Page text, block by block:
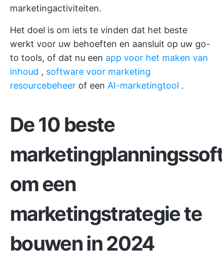
marketingactiviteiten.
Het doel is om iets te vinden dat het beste
werkt voor uw behoeften en aansluit op uw go-
to tools, of dat nu een app voor het maken van
inhoud , software voor marketing
resourcebeheer of een AI-marketingtool .
De 10 beste
om een
marketingstrategie te
bouwen in 2024